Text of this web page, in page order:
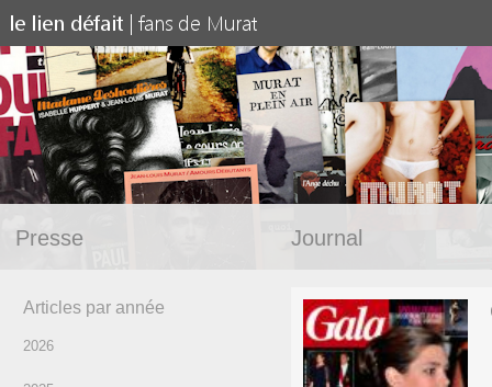
Presse Journal
Articles par année
2026